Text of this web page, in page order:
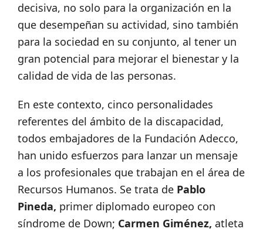
decisiva, no solo para la organización en la
que desempeñan su actividad, sino también
para la sociedad en su conjunto, al tener un
gran potencial para mejorar el bienestar y la
calidad de vida de las personas.
En este contexto, cinco personalidades
referentes del ámbito de la discapacidad,
todos embajadores de la Fundación Adecco,
han unido esfuerzos para lanzar un mensaje
a los profesionales que trabajan en el área de
Recursos Humanos. Se trata de Pablo
Pineda, primer diplomado europeo con
síndrome de Down; Carmen Giménez, atleta